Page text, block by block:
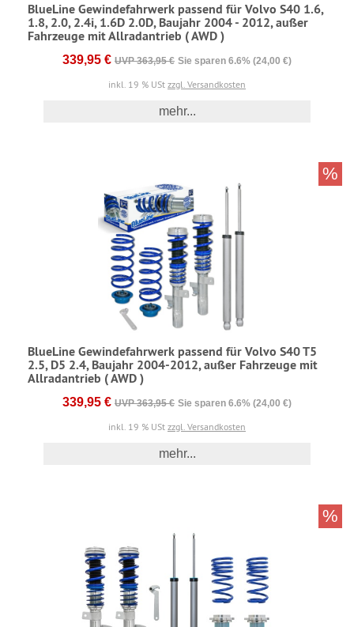
BlueLine Gewindefahrwerk passend für Volvo S40 1.6,
1.8, 2.0, 2.4i, 1.6D 2.0D, Baujahr 2004 - 2012, außer
Fahrzeuge mit Allradantrieb ( AWD )
339,95 € UVP 363,95 € Sie sparen 6.6% (24,00 €)
inkl. 19 % USt zzgl. Versandkosten
mehr...
BlueLine Gewindefahrwerk passend für Volvo S40 T5
2.5, D5 2.4, Baujahr 2004-2012, außer Fahrzeuge mit
Allradantrieb ( AWD )
339,95 € UVP 363,95 € Sie sparen 6.6% (24,00 €)
inkl. 19 % USt zzgl. Versandkosten
mehr...
%
%